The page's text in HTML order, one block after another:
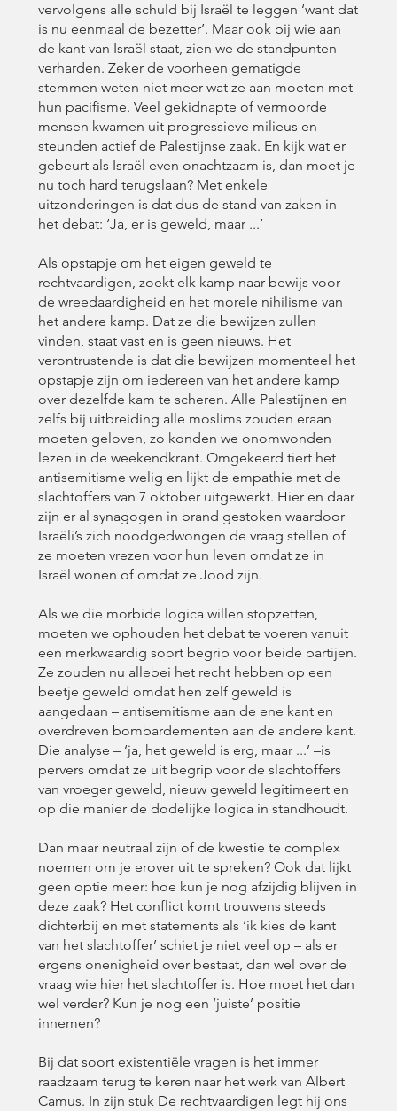
vervolgens alle schuld bij Israël te leggen ‘want dat
is nu eenmaal de bezetter’. Maar ook bij wie aan
de kant van Israël staat, zien we de standpunten
verharden. Zeker de voorheen gematigde
stemmen weten niet meer wat ze aan moeten met
hun pacifisme. Veel gekidnapte of vermoorde
mensen kwamen uit progressieve milieus en
steunden actief de Palestijnse zaak. En kijk wat er
gebeurt als Israël even onachtzaam is, dan moet je
nu toch hard terugslaan? Met enkele
uitzonderingen is dat dus de stand van zaken in
het debat: ‘Ja, er is geweld, maar ...’
Als opstapje om het eigen geweld te
rechtvaardigen, zoekt elk kamp naar bewijs voor
de wreedaardigheid en het morele nihilisme van
het andere kamp. Dat ze die bewijzen zullen
vinden, staat vast en is geen nieuws. Het
verontrustende is dat die bewijzen momenteel het
opstapje zijn om iedereen van het andere kamp
over dezelfde kam te scheren. Alle Palestijnen en
zelfs bij uitbreiding alle moslims zouden eraan
moeten geloven, zo konden we onomwonden
lezen in de weekendkrant. Omgekeerd tiert het
antisemitisme welig en lijkt de empathie met de
slachtoffers van 7 oktober uitgewerkt. Hier en daar
zijn er al synagogen in brand gestoken waardoor
Israëli’s zich noodgedwongen de vraag stellen of
ze moeten vrezen voor hun leven omdat ze in
Israël wonen of omdat ze Jood zijn.
Als we die morbide logica willen stopzetten,
moeten we ophouden het debat te voeren vanuit
een merkwaardig soort begrip voor beide partijen.
Ze zouden nu allebei het recht hebben op een
beetje geweld omdat hen zelf geweld is
aangedaan – antisemitisme aan de ene kant en
overdreven bombardementen aan de andere kant.
Die analyse – ‘ja, het geweld is erg, maar ...’ –is
pervers omdat ze uit begrip voor de slachtoffers
van vroeger geweld, nieuw geweld legitimeert en
op die manier de dodelijke logica in standhoudt.
Dan maar neutraal zijn of de kwestie te complex
noemen om je erover uit te spreken? Ook dat lijkt
geen optie meer: hoe kun je nog afzijdig blijven in
deze zaak? Het conflict komt trouwens steeds
dichterbij en met statements als ‘ik kies de kant
van het slachtoffer’ schiet je niet veel op – als er
ergens onenigheid over bestaat, dan wel over de
vraag wie hier het slachtoffer is. Hoe moet het dan
wel verder? Kun je nog een ‘juiste’ positie
innemen?
Bij dat soort existentiële vragen is het immer
raadzaam terug te keren naar het werk van Albert
Camus. In zijn stuk De rechtvaardigen legt hij ons